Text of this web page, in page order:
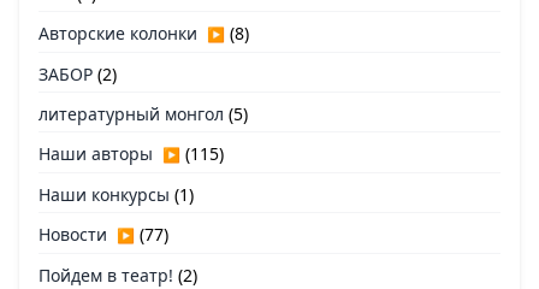
Авторские колонки ▶ (8)
ЗАБОР (2)
литературный монгол (5)
Наши авторы ▶ (115)
Наши конкурсы (1)
Новости ▶ (77)
Пойдем в театр! (2)